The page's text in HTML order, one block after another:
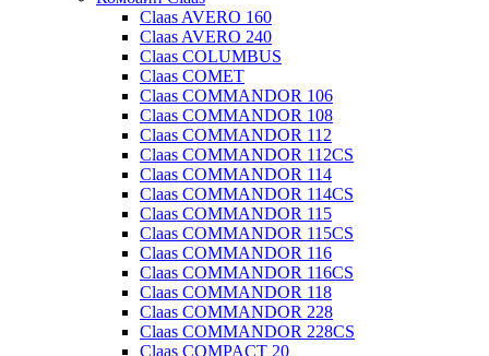
Claas AVERO 160
Claas AVERO 240
Claas COLUMBUS
Claas COMET
Claas COMMANDOR 106
Claas COMMANDOR 108
Claas COMMANDOR 112
Claas COMMANDOR 112CS
Claas COMMANDOR 114
Claas COMMANDOR 114CS
Claas COMMANDOR 115
Claas COMMANDOR 115CS
Claas COMMANDOR 116
Claas COMMANDOR 116CS
Claas COMMANDOR 118
Claas COMMANDOR 228
Claas COMMANDOR 228CS
Claas COMPACT 20